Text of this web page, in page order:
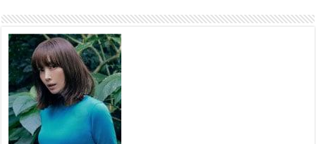
2026 оны 7 сар 21 / 10 цаг 15 минут
НИЙСЛЭЛ, АЙМГИЙН
УДИРДЛАГУУДЫН АЖЛЫГ
ХҮНД СУРТЛЫГ БУУРУУЛЖ,
ИРГЭД, АЖ АХУЙН НЭГЖИЙН
АЧААГ ХЭРХЭН ХӨНГӨЛСНӨӨР ДҮГНЭНЭ
2026 оны 7 сар 21 / 10 цаг 09 минут
Байнгын хорооны дарга